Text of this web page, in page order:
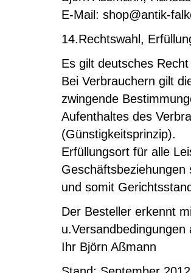
E-Mail: shop@antik-
14.Rechtswahl,
Es gilt deutsches
Bei Verbrauchern gilt
zwingende
Aufenthaltes des
(Günstigkeitsprinzip).
Erfüllungsort für alle
und somit
Der Besteller erkennt
u.Versandbedingungen
Ihr Björn Aßmann